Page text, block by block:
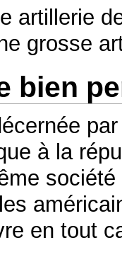
artillerie
grosse
bien
à la
en tout